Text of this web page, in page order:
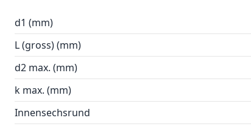
d1 (mm)
L (gross) (mm)
d2 max. (mm)
k max. (mm)
Innensechsrund